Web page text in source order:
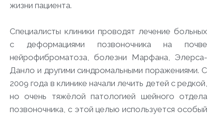
жизни пациента.
Специалисты клиники проводят лечение больных
с деформациями позвоночника на почве
нейрофиброматоза, болезни Марфана, Элерса-
Данло и другими синдромальными поражениями. С
2009 года в клинике начали лечить детей с редкой,
но очень тяжёлой патологией шейного отдела
позвоночника, с этой целью используется особый